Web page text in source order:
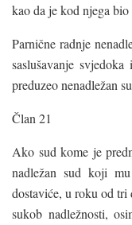
kao da je kod njega
Parnične radnje
saslušavanje
preduzeo nenadležan
Član 21
Ako sud kome je
nadležan sud koji
dostaviće, u roku od tri
sukob nadležnosti,